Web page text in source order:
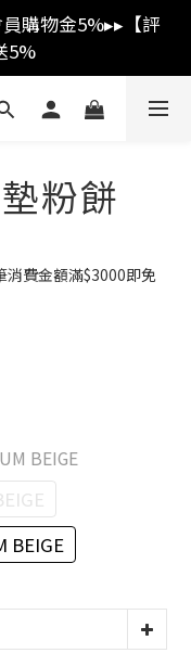
運費
購物金5%▸▸【評
5%
運費
粉餅
消費金額滿$3000即免
BEIGE
BEIGE